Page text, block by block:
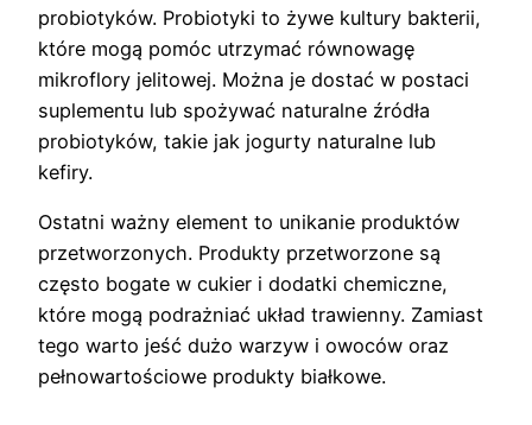
probiotyków. Probiotyki to żywe kultury bakterii,
które mogą pomóc utrzymać równowagę
mikroflory jelitowej. Można je dostać w postaci
suplementu lub spożywać naturalne źródła
probiotyków, takie jak jogurty naturalne lub
kefiry.
Ostatni ważny element to unikanie produktów
przetworzonych. Produkty przetworzone są
często bogate w cukier i dodatki chemiczne,
które mogą podrażniać układ trawienny. Zamiast
tego warto jeść dużo warzyw i owoców oraz
pełnowartościowe produkty białkowe.